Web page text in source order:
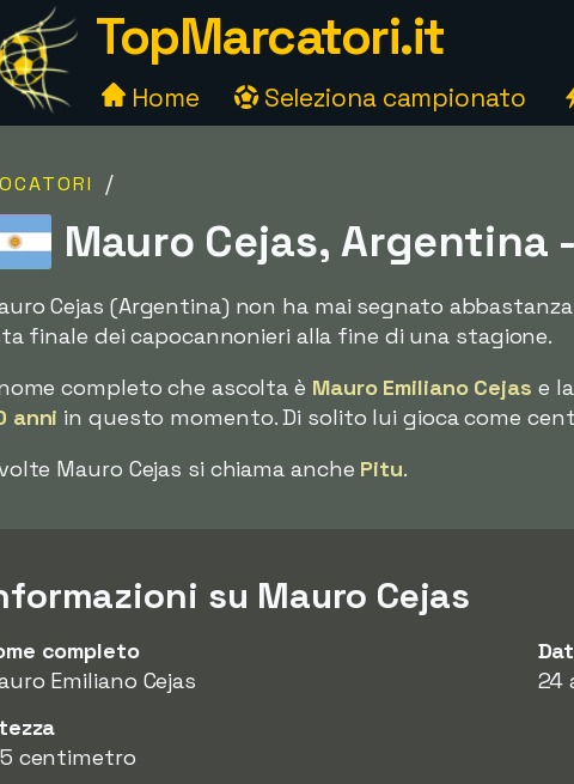
TopMarcatori.it
Home Seleziona campionato
/
Mauro Cejas, Argentina
Cejas (Argentina) non ha mai segnato
finale dei capocannonieri alla fine di una stagione.
completo che ascolta è Mauro Emiliano Cejas e
anni in questo momento. Di solito lui gioca come
Mauro Cejas si chiama anche Pitu.
su Mauro Cejas
completo
Emiliano Cejas
24
centimetro